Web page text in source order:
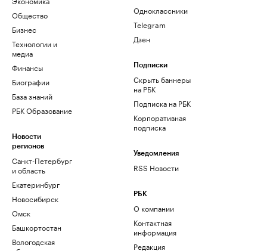
Общество
Бизнес
Технологии и
медиа
Финансы
Биографии
База знаний
РБК Образование
Новости
регионов
Санкт-Петербург
и область
Екатеринбург
Новосибирск
Омск
Башкортостан
Вологодская
Одноклассники
Telegram
Дзен
Подписки
Скрыть баннеры
на РБК
Подписка на РБК
Корпоративная
подписка
Уведомления
RSS Новости
РБК
О компании
Контактная
информация
Редакция